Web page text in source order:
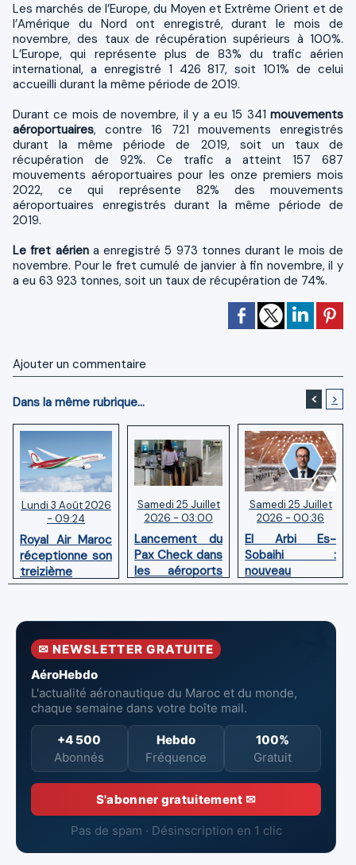
Les marchés de l’Europe, du Moyen et Extrême Orient et de
l’Amérique du Nord ont enregistré, durant le mois de
novembre, des taux de récupération supérieurs à 100%.
L’Europe, qui représente plus de 83% du trafic aérien
international, a enregistré 1 426 817, soit 101% de celui
accueilli durant la même période de 2019.
Durant ce mois de novembre, il y a eu 15 341 mouvements
aéroportuaires, contre 16 721 mouvements enregistrés
durant la même période de 2019, soit un taux de
récupération de 92%. Ce trafic a atteint 157 687
mouvements aéroportuaires pour les onze premiers mois
2022, ce qui représente 82% des mouvements
aéroportuaires enregistrés durant la même période de
2019.
Le fret aériena enregistré 5 973 tonnes durant le mois de
novembre. Pour le fret cumulé de janvier à fin novembre, il y
a eu 63 923 tonnes, soit un taux de récupération de 74%.
Ajouter un commentaire
Dans la même rubrique... < >
Lundi 3 Août 2026
- 09:24
Royal Air Maroc
réceptionne son
treizième
Boeing 787
Samedi 25 Juillet
2026 - 03:00
Lancement du
Pax Check dans
les aéroports
du Maroc
Samedi 25 Juillet
2026 - 00:36
El Arbi Es-
Sobaihi :
nouveau
directeur à la
l’Aéroport
Mohammed V
✉ NEWSLETTER GRATUITE
AéroHebdo
L'actualité aéronautique du Maroc et du monde,
chaque semaine dans votre boîte mail.
+4 500
Abonnés
Hebdo
Fréquence
100%
Gratuit
S'abonner gratuitement ✉
Pas de spam · Désinscription en 1 clic